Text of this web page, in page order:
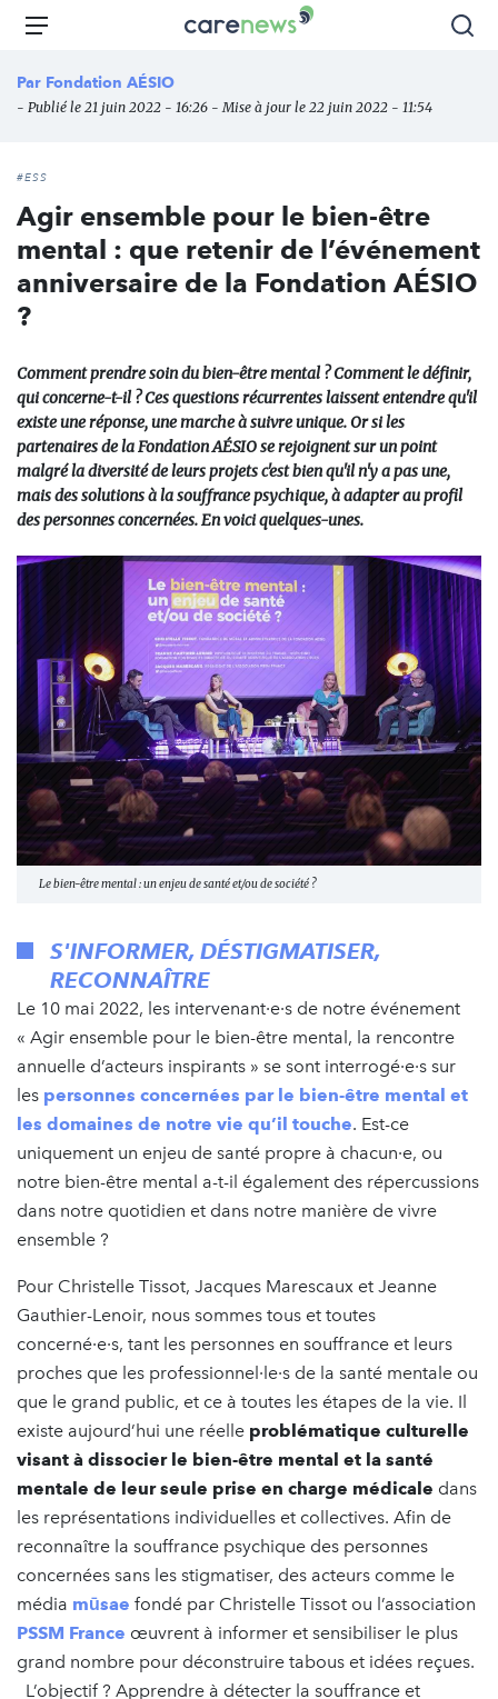
Aller
principal
Carenews,
des
Menu
Par Fondation AÉSIO
- Publié le 21 juin 2022 - 16:26 - Mise à jour le 22 juin 2022 - 11:54
#ESS
Agir ensemble pour le bien-être
mental : que retenir de l’événement
anniversaire de la Fondation AÉSIO
?
Comment prendre soin du bien-être mental ? Comment le définir,
qui concerne-t-il ? Ces questions récurrentes laissent entendre qu'il
existe une réponse, une marche à suivre unique. Or si les
partenaires de la Fondation AÉSIO se rejoignent sur un point
malgré la diversité de leurs projets c'est bien qu'il n'y a pas une,
mais des solutions à la souffrance psychique, à adapter au profil
des personnes concernées. En voici quelques-unes.
Le bien-être mental : un enjeu de santé et/ou de société ?
S'INFORMER, DÉSTIGMATISER,
RECONNAÎTRE
Le 10 mai 2022, les intervenant·e·s de notre événement
« Agir ensemble pour le bien-être mental, la rencontre
annuelle d’acteurs inspirants » se sont interrogé·e·s sur
les personnes concernées par le bien-être mental et
les domaines de notre vie qu’il touche. Est-ce
uniquement un enjeu de santé propre à chacun·e, ou
notre bien-être mental a-t-il également des répercussions
dans notre quotidien et dans notre manière de vivre
ensemble ?
Pour Christelle Tissot, Jacques Marescaux et Jeanne
Gauthier-Lenoir, nous sommes tous et toutes
concerné·e·s, tant les personnes en souffrance et leurs
proches que les professionnel·le·s de la santé mentale ou
que le grand public, et ce à toutes les étapes de la vie. Il
existe aujourd’hui une réelle problématique culturelle
visant à dissocier le bien-être mental et la santé
mentale de leur seule prise en charge médicale dans
les représentations individuelles et collectives. Afin de
reconnaître la souffrance psychique des personnes
concernées sans les stigmatiser, des acteurs comme le
média mūsae fondé par Christelle Tissot ou l’association
PSSM France œuvrent à informer et sensibiliser le plus
grand nombre pour déconstruire tabous et idées reçues.
L’objectif ? Apprendre à détecter la souffrance et